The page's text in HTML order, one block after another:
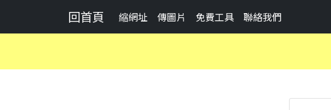
回首頁 縮網址 傳圖片 免費工具 聯絡我們